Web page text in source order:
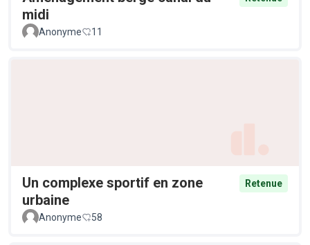
midi
Anonyme 11
Un complexe sportif en zone
urbaine
Retenue
Anonyme 58